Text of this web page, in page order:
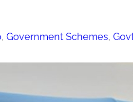
, Government Schemes,